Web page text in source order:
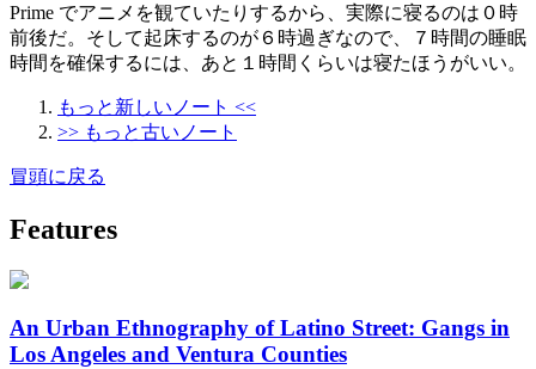
Prime でアニメを観ていたりするから、実際に寝るのは０時
前後だ。そして起床するのが６時過ぎなので、７時間の睡眠
時間を確保するには、あと１時間くらいは寝たほうがいい。
もっと新しいノート <<
>> もっと古いノート
冒頭に戻る
Features
An Urban Ethnography of Latino Street: Gangs in
Los Angeles and Ventura Counties